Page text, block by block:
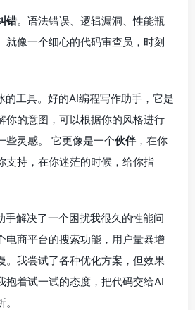
错。语法错误、逻辑漏洞、性能瓶
就像一个细心的代码审查员，时刻
的工具。好的AI编程写作助手，它是
你的意图，可以根据你的风格进行
些灵感。 它更像是一个伙伴，在你
支持，在你迷茫的时候，给你指
手解决了一个困扰我很久的性能问
电商平台的搜索功能，用户量暴增
。我尝试了各种优化方案，但效果
抱着试一试的态度，把代码交给AI